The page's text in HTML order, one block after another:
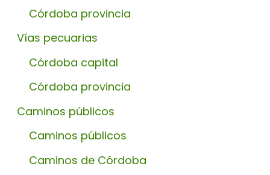
Córdoba provincia
Vías pecuarias
Córdoba capital
Córdoba provincia
Caminos públicos
Caminos públicos
Caminos de Córdoba